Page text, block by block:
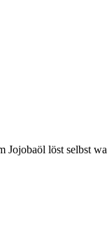
löst selbst